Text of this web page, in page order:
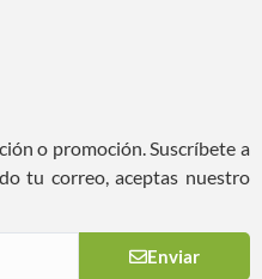
o promoción. Suscríbete a
tu correo, aceptas nuestro
Enviar